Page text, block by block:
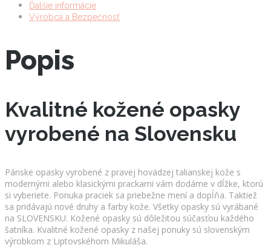
Slovensku
Ďalšie informácie
Výrobca a Bezpečnosť
Popis
Kvalitné kožené opasky
vyrobené na Slovensku
Pánske opasky vyrobené z pravej hovädzej talianskej kože s
modernými alebo klasickými prackami vám dodáme v dĺžke, ktorú
si vyberiete. Ponuka praciek sa priebežne mení a dopĺňa. Taktiež
sa pridávajú nové druhy a farby kože. Všetky opasky sú vyrábané
na SLOVENSKU. Kožené opasky sú dôležitou súčasťou každého
šatníka. Kvalitné kožené opasky z našej ponuky sú slovenským
výrobkom z Liptovskéhom Mikuláša.